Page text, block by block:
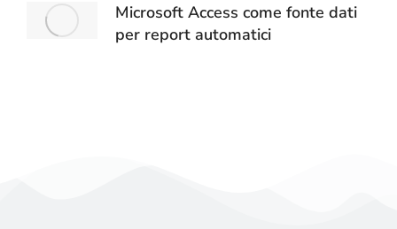
Microsoft Access come fonte dati
per report automatici